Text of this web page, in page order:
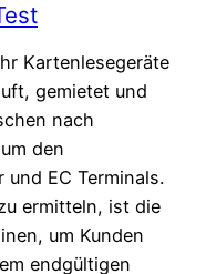
Kartenlesegeräte
gemietet und
nach
den
EC Terminals.
ermitteln, ist die
um Kunden
endgültigen